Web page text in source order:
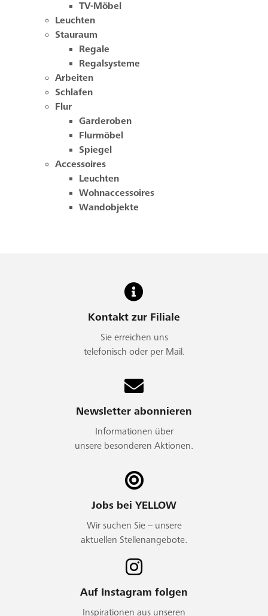
TV-Möbel
Leuchten
Stauraum
Regale
Regalsysteme
Arbeiten
Schlafen
Flur
Garderoben
Flurmöbel
Spiegel
Accessoires
Leuchten
Wohnaccessoires
Wandobjekte
Kontakt zur Filiale
Sie erreichen uns
telefonisch oder per Mail.
Newsletter abonnieren
Informationen über
unsere besonderen Aktionen.
Jobs bei YELLOW
Wir suchen Sie – unsere
aktuellen Stellenangebote.
Auf Instagram folgen
Inspirationen aus unseren